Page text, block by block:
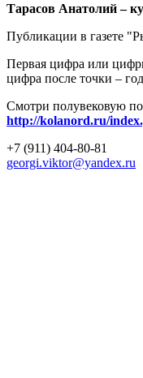
Тарасов Анатолий –
Публикации в газете
Первая цифра или
цифра после точки –
Смотри полувековую
http://kolanord.ru/
+7 (911) 404-80-81
georgi.viktor@yandex.ru